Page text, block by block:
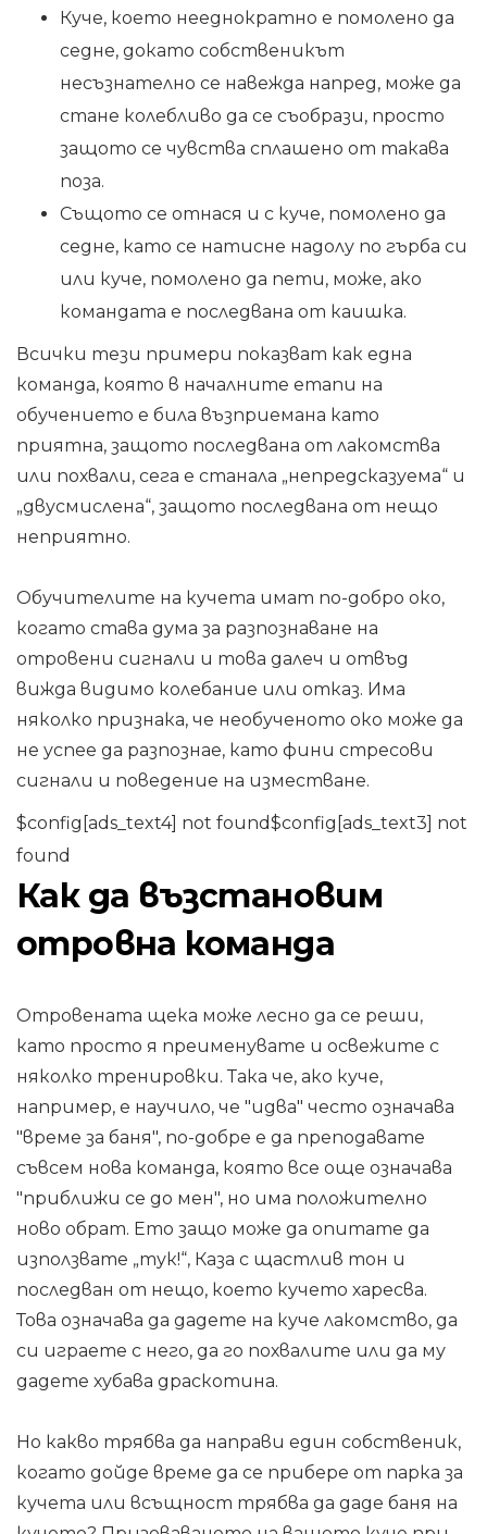
Куче, което нееднократно е помолено да
седне, докато собственикът
несъзнателно се навежда напред, може да
стане колебливо да се съобрази, просто
защото се чувства сплашено от такава
поза.
Същото се отнася и с куче, помолено да
седне, като се натисне надолу по гърба си
или куче, помолено да пети, може, ако
командата е последвана от каишка.
Всички тези примери показват как една
команда, която в началните етапи на
обучението е била възприемана като
приятна, защото последвана от лакомства
или похвали, сега е станала „непредсказуема“ и
„двусмислена“, защото последвана от нещо
неприятно.
Обучителите на кучета имат по-добро око,
когато става дума за разпознаване на
отровени сигнали и това далеч и отвъд
вижда видимо колебание или отказ. Има
няколко признака, че необученото око може да
не успее да разпознае, като фини стресови
сигнали и поведение на изместване.
$config[ads_text4] not found$config[ads_text3] not
found
Как да възстановим
отровна команда
Отровената щека може лесно да се реши,
като просто я преименувате и освежите с
няколко тренировки. Така че, ако куче,
например, е научило, че "идва" често означава
"време за баня", по-добре е да преподавате
съвсем нова команда, която все още означава
"приближи се до мен", но има положително
ново обрат. Ето защо може да опитате да
използвате „тук!“, Каза с щастлив тон и
последван от нещо, което кучето харесва.
Това означава да дадете на куче лакомство, да
си играете с него, да го похвалите или да му
дадете хубава драскотина.
Но какво трябва да направи един собственик,
когато дойде време да се прибере от парка за
кучета или всъщност трябва да даде баня на